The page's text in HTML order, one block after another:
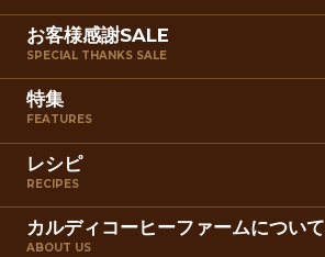
お客様感謝SALE
SPECIAL THANKS SALE
特集
FEATURES
レシピ
RECIPES
カルディコーヒーファームについて
ABOUT US